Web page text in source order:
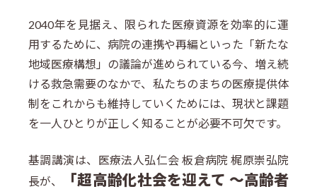
2040年を見据え、限られた医療資源を効率的に運
用するために、病院の連携や再編といった「新たな
地域医療構想」の議論が進められている今、増え続
ける救急需要のなかで、私たちのまちの医療提供体
制をこれからも維持していくためには、現状と課題
を一人ひとりが正しく知ることが必要不可欠です。
基調講演は、医療法人弘仁会 板倉病院 梶原崇弘院
長が、
「超高齢化社会を迎えて ～高齢者